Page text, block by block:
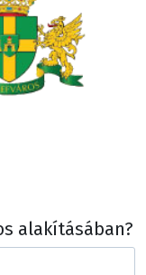
alakításában?